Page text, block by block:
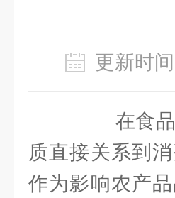
更新时
在食品安
质直接关系到
作为影响农产